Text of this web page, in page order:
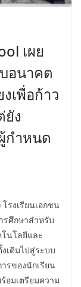
เผย
อนาคต
เพื่อก้าว
ยัง
กำหนด
รงเรียนเอกชน
รศึกษาสำหรับ
โนโลยีและ
เดิมไปสู่ระบบ
รของนักเรียน
มเตรียมความ